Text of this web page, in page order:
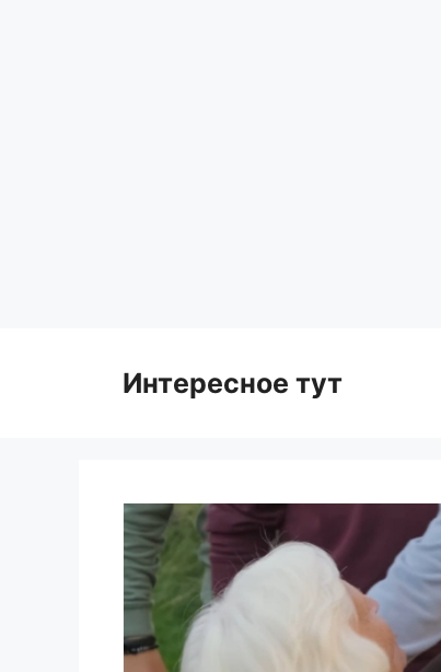
Интересное тут